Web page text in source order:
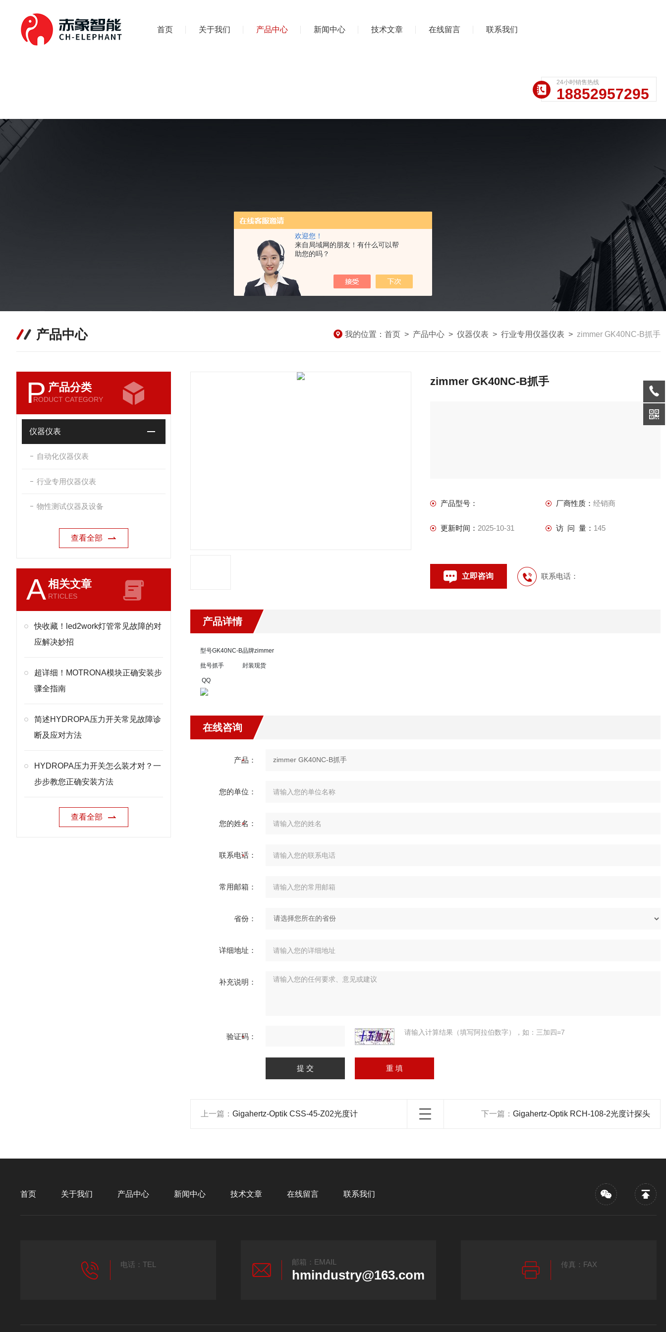
欢迎您！
来自局域网的朋友！有什么可以帮
助您的吗？
首页 关于我们 产品中心 新闻中心 技术文章 在线留言 联系我们
24小时销售热线
18852957295
产品中心 我的位置： 首页 > 产品中心 > 仪器仪表 > 行业专用仪器仪表 > zimmer GK40NC-B抓手
P 产品分类
RODUCT CATEGORY
仪器仪表
自动化仪器仪表
行业专用仪器仪表
物性测试仪器及设备
查看全部
A相关文章
RTICLES
快收藏！led2work灯管常见故障的对
应解决妙招
超详细！MOTRONA模块正确安装步
骤全指南
简述HYDROPA压力开关常见故障诊
断及应对方法
HYDROPA压力开关怎么装才对？一
步步教您正确安装方法
查看全部
zimmer GK40NC-B抓手
产品型号： 厂商性质： 经销商
更新时间： 2025-10-31 访 问 量： 145
立即咨询 联系电话：
产品详情
型号GK40NC-B品牌zimmer
批号抓手 封装现货
QQ
在线咨询
产品：
您的单位：
您的姓名：
联系电话：
常用邮箱：
省份：
详细地址：
补充说明：
验证码： 请输入计算结果（填写阿拉伯数字），如：三加四=7
上一篇： Gigahertz-Optik CSS-45-Z02光度计 下一篇： Gigahertz-Optik RCH-108-2光度计探头
首页 关于我们 产品中心 新闻中心 技术文章 在线留言 联系我们
电话：TEL 邮箱：EMAIL
hmindustry@163.com
传真：FAX